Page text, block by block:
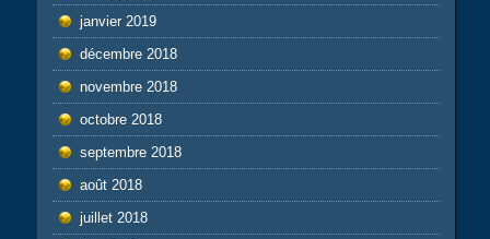
janvier 2019
décembre 2018
novembre 2018
octobre 2018
septembre 2018
août 2018
juillet 2018